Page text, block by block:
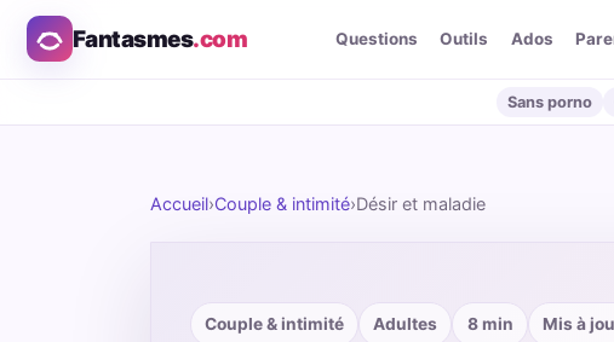
Fantasmes.com Questions Outils Ados
Sans porno
Accueil›Couple & intimité›Désir et maladie
Couple & intimité Adultes 8 min Mis à